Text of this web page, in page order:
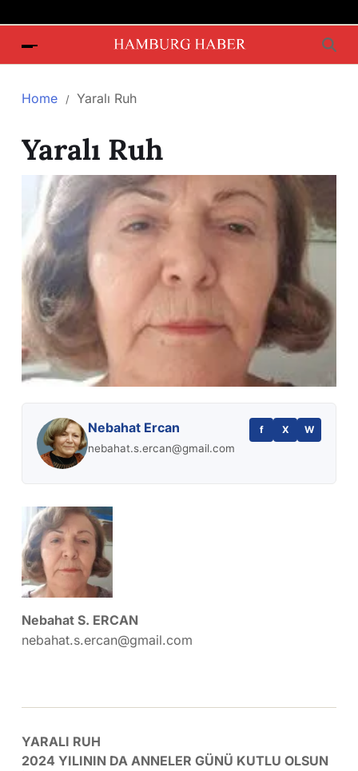
Home Yaralı Ruh
Yaralı Ruh
Nebahat Ercan
nebahat.s.ercan@gmail.com
f X W
Nebahat S. ERCAN
nebahat.s.ercan@gmail.com
YARALI RUH
2024 YILININ DA ANNELER GÜNÜ KUTLU OLSUN